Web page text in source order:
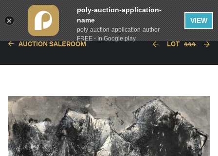
AUCTION SALEROOM LOT 444
poly-auction-application-
name
poly-auction-application-author
FREE - In Google play
VIEW